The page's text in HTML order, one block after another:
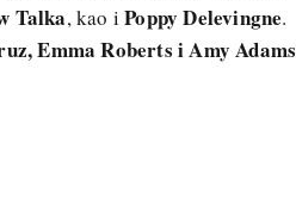
Talka, kao iPoppy Delevingne.
Emma Roberts i Amy Adams